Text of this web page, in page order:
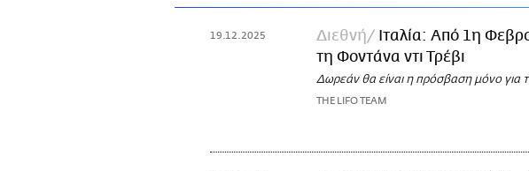
19.12.2025 Διεθνή
Ιταλία: Από 1η
τη Φοντάνα ντι Τρέβι
Δωρεάν θα είναι η πρόσβαση μόνο για
THE LIFO TEAM